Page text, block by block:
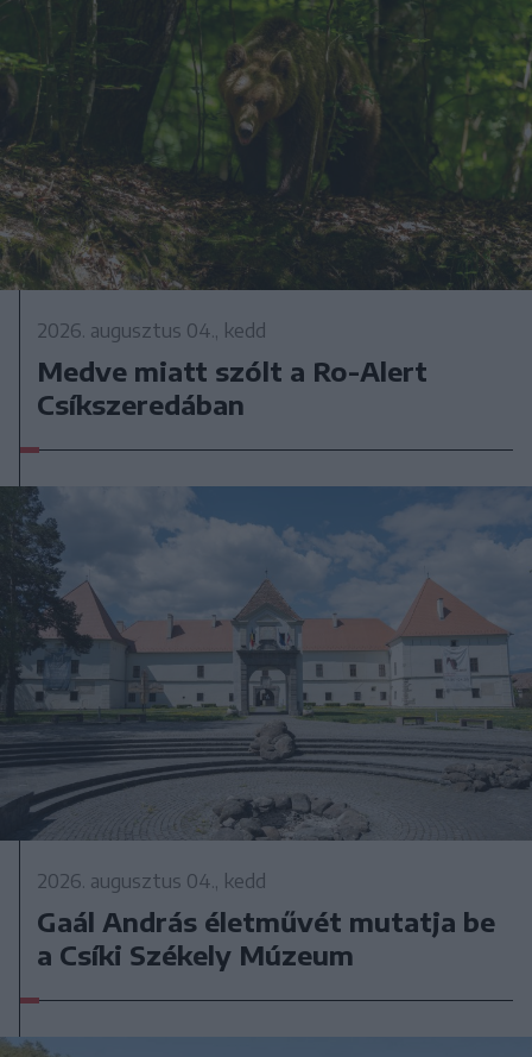
2026. augusztus 04., kedd
Medve miatt szólt a Ro-Alert
Csíkszeredában
2026. augusztus 04., kedd
Gaál András életművét mutatja be
a Csíki Székely Múzeum